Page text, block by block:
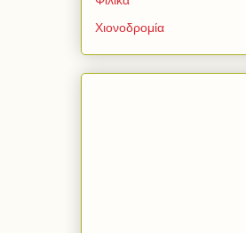
Χιονοδρομία